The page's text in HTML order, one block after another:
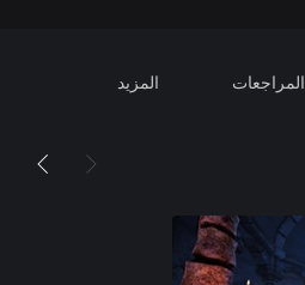
المراجعات المزيد